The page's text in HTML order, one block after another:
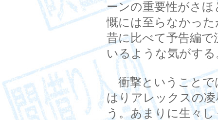
ーンの重要性がさ
慨には至らなかっ
昔に比べて予告編
いるような気がする
衝撃ということで
はりアレックスの
う。あまりに生々